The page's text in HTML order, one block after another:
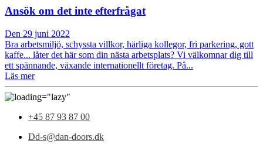
Ansök om det inte efterfrågat
Den 29 juni 2022
Bra arbetsmiljö, schyssta villkor, härliga kollegor, fri parkering, gott
kaffe... låter det här som din nästa arbetsplats? Vi välkomnar dig till
ett spännande, växande internationellt företag. På...
Läs mer
+45 87 93 87 00
Dd-s@dan-doors.dk